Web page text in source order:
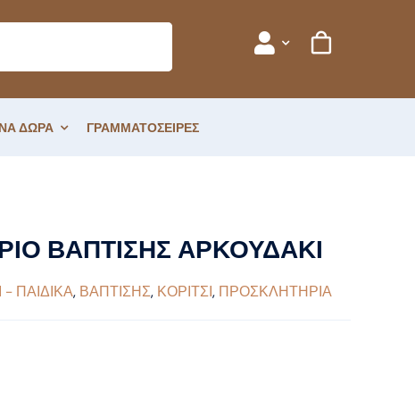
ΔΩΡΑ ΓΡΑΜΜΑΤΟΣΕΙΡΕΣ
ΒΑΠΤΙΣΗΣ ΑΡΚΟΥΔΑΚΙ
ΠΑΙΔΙΚΑ, ΒΑΠΤΙΣΗΣ, ΚΟΡΙΤΣΙ, ΠΡΟΣΚΛΗΤΗΡΙΑ